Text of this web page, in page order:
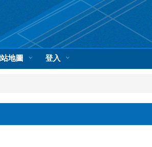
地圖 登入